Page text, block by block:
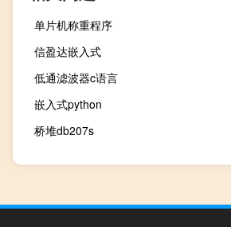
单片机称重程序
信盈达嵌入式
低通滤波器c语言
嵌入式python
桥堆db207s